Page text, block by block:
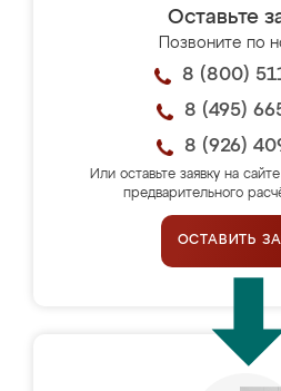
Оставьте
Позвоните по
8 (800)
8 (495)
8 (926)
Или оставьте заявку на
предварительного
ОСТАВИТЬ